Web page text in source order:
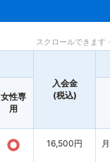
スクロールできます
入会金
(税込)
女性専
用
○ 16,500円